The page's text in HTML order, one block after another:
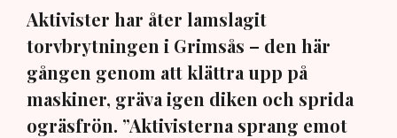
Aktivister har åter lamslagit
torvbrytningen i Grimsås – den här
gången genom att klättra upp på
maskiner, gräva igen diken och sprida
ogräsfrön. ”Aktivisterna sprang emot